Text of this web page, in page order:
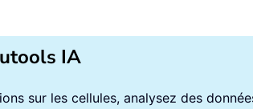
IA
sur les cellules, analysez des